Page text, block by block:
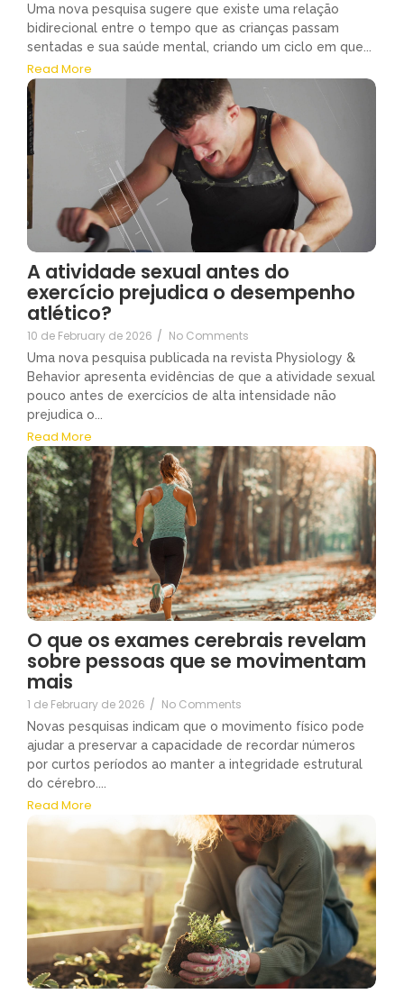
Uma nova pesquisa sugere que existe uma relação
bidirecional entre o tempo que as crianças passam
sentadas e sua saúde mental, criando um ciclo em que...
Read More
A atividade sexual antes do
exercício prejudica o desempenho
atlético?
10 de February de 2026 / No Comments
Uma nova pesquisa publicada na revista Physiology &
Behavior apresenta evidências de que a atividade sexual
pouco antes de exercícios de alta intensidade não
prejudica o...
Read More
O que os exames cerebrais revelam
sobre pessoas que se movimentam
mais
1 de February de 2026 / No Comments
Novas pesquisas indicam que o movimento físico pode
ajudar a preservar a capacidade de recordar números
por curtos períodos ao manter a integridade estrutural
do cérebro....
Read More